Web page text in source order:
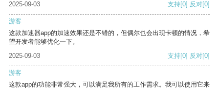
2025-09-03
支持[0] 反对[0]
游客
这款加速器app的加速效果还是不错的，但偶尔也会出现卡顿的情况，希
望开发者能够优化一下。
2025-09-03
支持[0] 反对[0]
游客
这款app的功能非常强大，可以满足我所有的工作需求。我可以使用它来